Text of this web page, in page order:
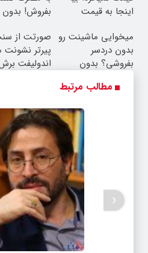
اینجا به قیمت
واقعی*
بفروش!
میخوایی ماشینت رو
بدون دردسر
بفروشی؟ بدون
صورتت از
پیرتر نشونت
اندولیفت
مطالب مرتبط
‹